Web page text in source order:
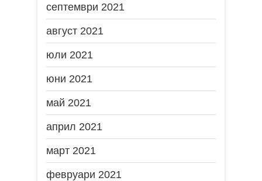
септември 2021
август 2021
юли 2021
юни 2021
май 2021
април 2021
март 2021
февруари 2021